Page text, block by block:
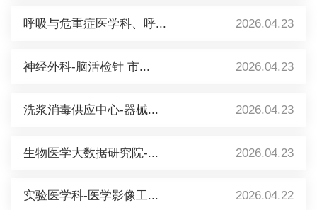
呼吸与危重症医学科、呼... 2026.04.23
神经外科-脑活检针 市... 2026.04.23
洗浆消毒供应中心-器械... 2026.04.23
生物医学大数据研究院-... 2026.04.23
实验医学科-医学影像工... 2026.04.22